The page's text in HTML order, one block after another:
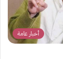
أخبار عامة